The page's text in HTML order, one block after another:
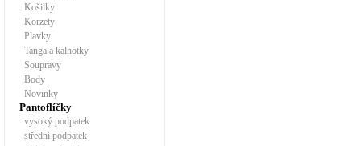
Košilky
Korzety
Plavky
Tanga a kalhotky
Soupravy
Body
Novinky
Pantoflíčky
vysoký podpatek
střední podpatek